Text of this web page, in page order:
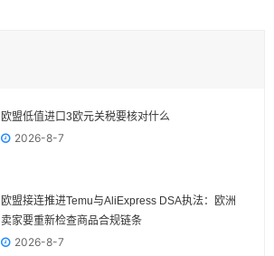
欧盟低值进口3欧元关税要核对什么
2026-8-7
欧盟接连推进Temu与AliExpress DSA执法：欧洲
卖家要重新检查商品合规链条
2026-8-7